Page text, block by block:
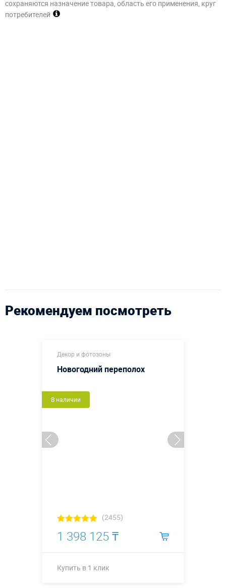
сохраняются назначение товара, область его применения, круг
потребителей
Рекомендуем посмотреть
Декор и фотозоны
Новогодний переполох
В наличии
(2455)
1 398 125 ₸
Купить в 1 клик